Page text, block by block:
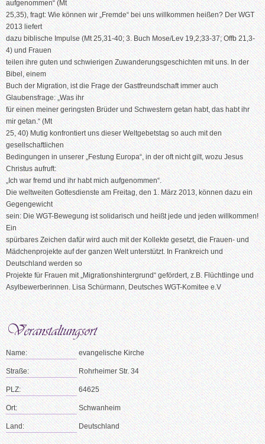
aufgenommen“ (Mt
25,35), fragt: Wie können wir „Fremde“ bei uns willkommen heißen? Der WGT
2013 liefert
dazu biblische Impulse (Mt 25,31-40; 3. Buch Mose/Lev 19,2;33-37; Offb 21,3-
4) und Frauen
teilen ihre guten und schwierigen Zuwanderungsgeschichten mit uns. In der
Bibel, einem
Buch der Migration, ist die Frage der Gastfreundschaft immer auch
Glaubensfrage: „Was ihr
für einen meiner geringsten Brüder und Schwestern getan habt, das habt ihr
mir getan.“ (Mt
25, 40) Mutig konfrontiert uns dieser Weltgebetstag so auch mit den
gesellschaftlichen
Bedingungen in unserer „Festung Europa“, in der oft nicht gilt, wozu Jesus
Christus aufruft:
„Ich war fremd und ihr habt mich aufgenommen“.
Die weltweiten Gottesdienste am Freitag, den 1. März 2013, können dazu ein
Gegengewicht
sein: Die WGT-Bewegung ist solidarisch und heißt jede und jeden willkommen!
Ein
spürbares Zeichen dafür wird auch mit der Kollekte gesetzt, die Frauen- und
Mädchenprojekte auf der ganzen Welt unterstützt. In Frankreich und
Deutschland werden so
Projekte für Frauen mit „Migrationshintergrund“ gefördert, z.B. Flüchtlinge und
Asylbewerberinnen. Lisa Schürmann, Deutsches WGT-Komitee e.V
Name: evangelische Kirche
Straße: Rohrheimer Str. 34
PLZ: 64625
Ort: Schwanheim
Land: Deutschland